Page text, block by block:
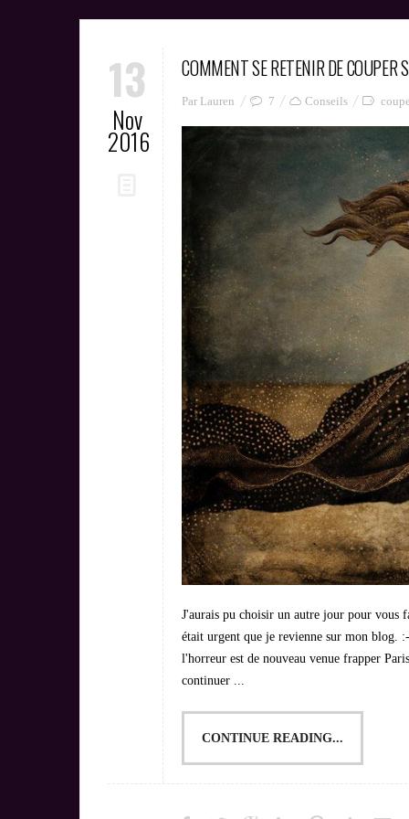
13
Nov
2016
COMMENT SE RETENIR DE COUPER
Par Lauren 7 Conseils
J'aurais pu choisir un autre jour pour vous
était urgent que je revienne sur mon blog.
l'horreur est de nouveau venue frapper
continuer ...
CONTINUE READING...